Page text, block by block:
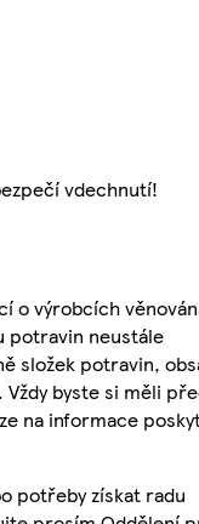
vdechnutí!
o výrobcích
potravin neustále
složek potravin,
byste si měli
na informace
potřeby získat radu